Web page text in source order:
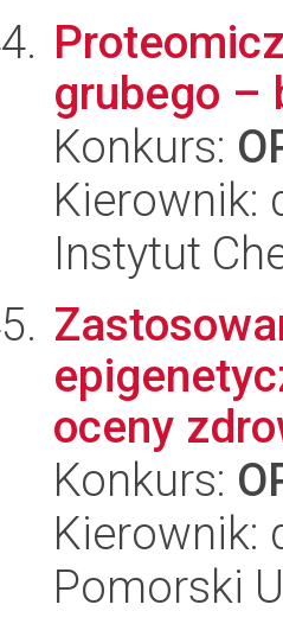
grubego –
Konkurs:
Kierownik:
Instytut
oceny
Konkurs:
Kierownik:
Pomorski